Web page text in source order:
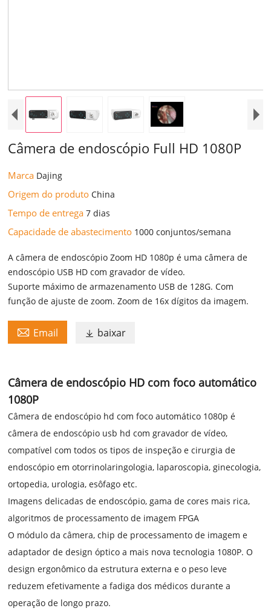
Câmera de endoscópio Full HD 1080P
Marca Dajing
Origem do produtoChina
Tempo de entrega7 dias
Capacidade de abastecimento 1000 conjuntos/semana
A câmera de endoscópio Zoom HD 1080p é uma câmera de
endoscópio USB HD com gravador de vídeo.
Suporte máximo de armazenamento USB de 128G. Com
função de ajuste de zoom. Zoom de 16x dígitos da imagem.
 Email  baixar
Câmera de endoscópio HD com foco automático
1080P
Câmera de endoscópio hd com foco automático 1080p é
câmera de endoscópio usb hd com gravador de vídeo,
compatível com todos os tipos de inspeção e cirurgia de
endoscópio em otorrinolaringologia, laparoscopia, ginecologia,
ortopedia, urologia, esôfago etc.
Imagens delicadas de endoscópio, gama de cores mais rica,
algoritmos de processamento de imagem FPGA
O módulo da câmera, chip de processamento de imagem e
adaptador de design óptico a mais nova tecnologia 1080P. O
design ergonômico da estrutura externa e o peso leve
reduzem efetivamente a fadiga dos médicos durante a
operação de longo prazo.